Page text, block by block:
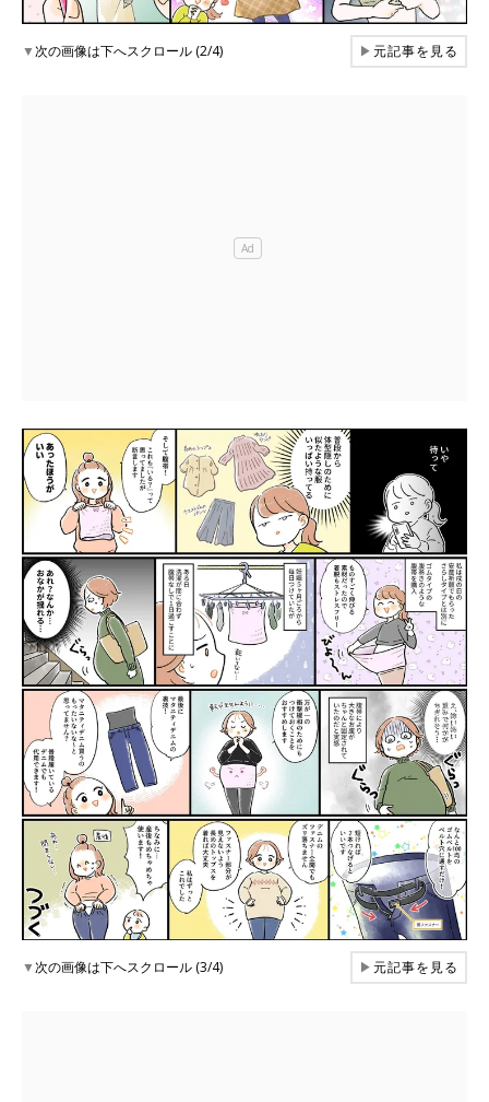
▼次の画像は下へスクロール (2/4) ▶元記事を見る
▼次の画像は下へスクロール (3/4) ▶元記事を見る